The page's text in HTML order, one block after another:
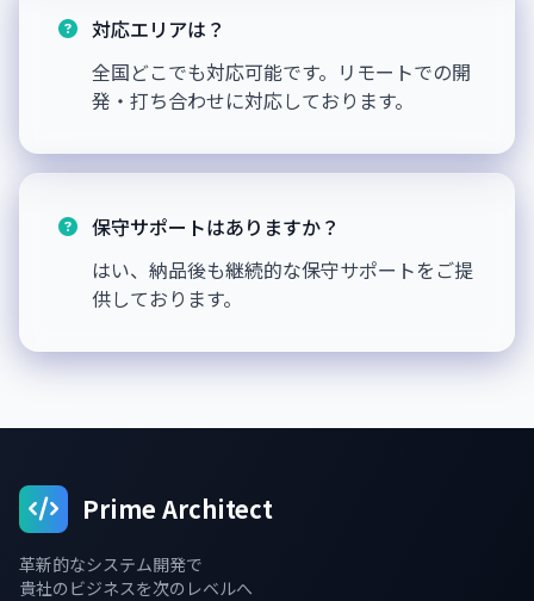
対応エリアは？
全国どこでも対応可能です。リモートでの開
発・打ち合わせに対応しております。
保守サポートはありますか？
はい、納品後も継続的な保守サポートをご提
供しております。
Prime Architect
革新的なシステム開発で
貴社のビジネスを次のレベルへ